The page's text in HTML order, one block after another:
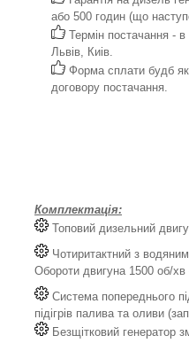
або 500 годин (що
Термін постачання -
Львів, Киів.
Форма сплати будб
договору постачання.
Комплектація:
Топовий дизельний
Чотиритактний з
Обороти двигуна 1500 об/
Система попереднього
підігрів палива та оливи
Безщітковий генератор